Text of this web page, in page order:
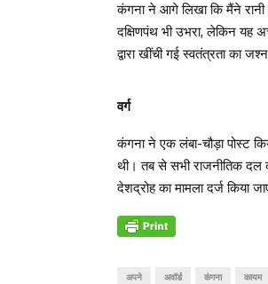
कंगना ने आगे लिखा कि मैंने रानी
दक्षिणपंथ भी उभरा, लेकिन यह
द्वारा खींची गई स्वतंत्रता का
वर्ग
कंगना ने एक लंबा-चौड़ा पोस्ट
थी। तब से सभी राजनीतिक दल
देशद्रोह का मामला दर्ज किया
अपने अवॉर्ड कंगना कायम